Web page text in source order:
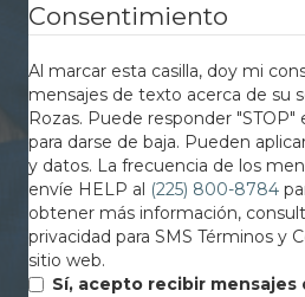
Consentimiento
Al marcar esta casilla, doy mi
mensajes de texto acerca de su
Rozas. Puede responder
para darse de baja. Pueden
y datos. La frecuencia de los
envíe HELP al (225) 800-8784
obtener más información,
privacidad para SMS Términos y
sitio web.
Sí, acepto recibir mensajes